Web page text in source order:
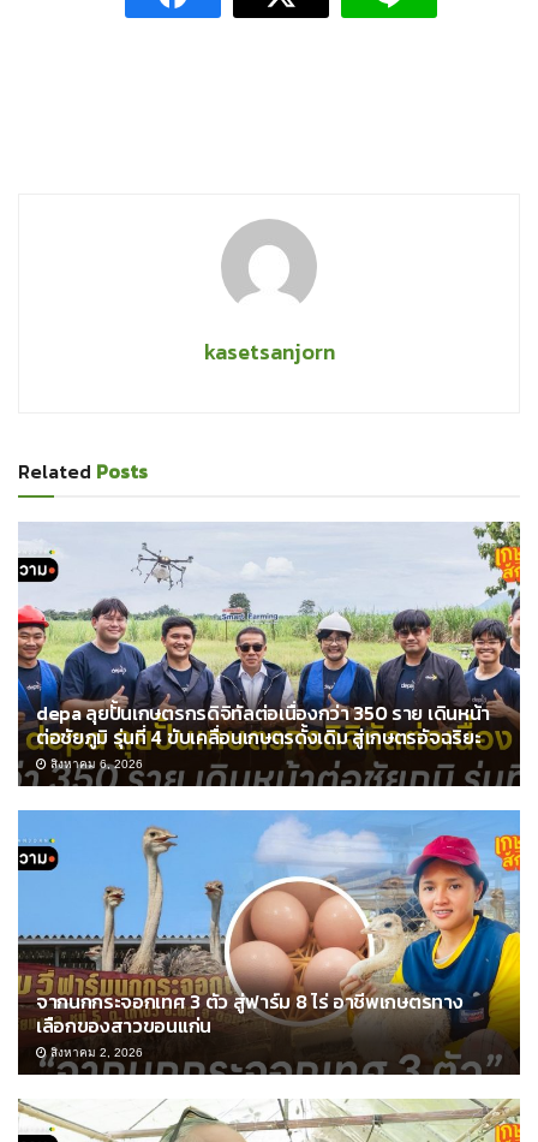
kasetsanjorn
Related Posts
depa ลุยปั้นเกษตรกรดิจิทัลต่อเนื่องกว่า 350 ราย เดินหน้า
ต่อชัยภูมิ รุ่นที่ 4 ขับเคลื่อนเกษตรดั้งเดิม สู่เกษตรอัจฉริยะ
สิงหาคม 6, 2026
จากนกกระจอกเทศ 3 ตัว สู่ฟาร์ม 8 ไร่ อาชีพเกษตรทาง
เลือกของสาวขอนแก่น
สิงหาคม 2, 2026